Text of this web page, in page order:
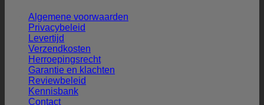
Algemene voorwaarden
Privacybeleid
Levertijd
Verzendkosten
Herroepingsrecht
Garantie en klachten
Reviewbeleid
Kennisbank
Contact